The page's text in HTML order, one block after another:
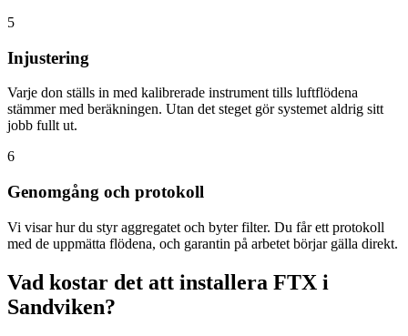
5
Injustering
Varje don ställs in med kalibrerade instrument tills luftflödena
stämmer med beräkningen. Utan det steget gör systemet aldrig sitt
jobb fullt ut.
6
Genomgång och protokoll
Vi visar hur du styr aggregatet och byter filter. Du får ett protokoll
med de uppmätta flödena, och garantin på arbetet börjar gälla direkt.
Vad kostar det att installera FTX i
Sandviken?